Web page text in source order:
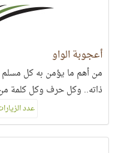
أعجوبة الواو
من أهم ما يؤمن به كل
ذاته.. وكل حرف وكل كلمة
عدد